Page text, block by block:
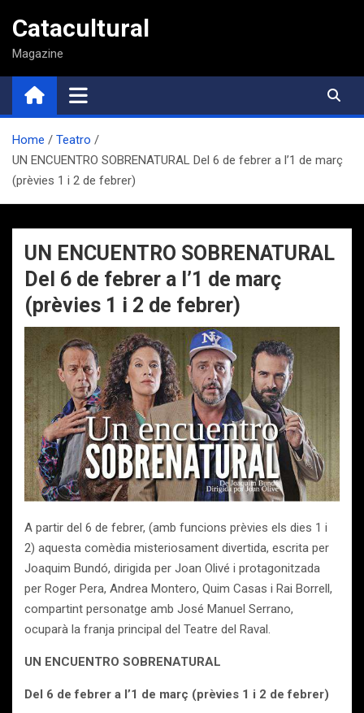
contenido
Catacultural
Magazine
Home
Teatro
UN ENCUENTRO SOBRENATURAL Del 6 de febrer a l’1 de març
(prèvies 1 i 2 de febrer)
UN ENCUENTRO SOBRENATURAL
Del 6 de febrer a l’1 de març
(prèvies 1 i 2 de febrer)
A partir del 6 de febrer, (amb funcions prèvies els dies 1 i
2) aquesta comèdia misteriosament divertida, escrita per
Joaquim Bundó, dirigida per Joan Olivé i protagonitzada
per Roger Pera, Andrea Montero, Quim Casas i Rai Borrell,
compartint personatge amb José Manuel Serrano,
ocuparà la franja principal del Teatre del Raval.
UN ENCUENTRO SOBRENATURAL
Del 6 de febrer a l’1 de març (prèvies 1 i 2 de febrer)